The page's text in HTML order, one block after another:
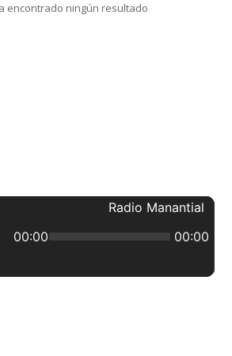
encontrado ningún resultado